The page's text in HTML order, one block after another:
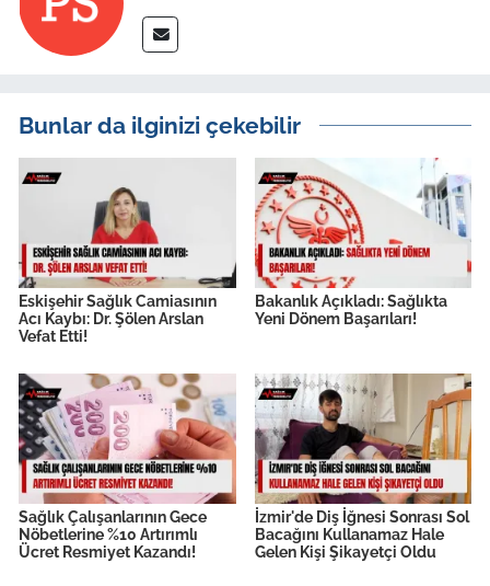
Bunlar da ilginizi çekebilir
Eskişehir Sağlık Camiasının
Acı Kaybı: Dr. Şölen Arslan
Vefat Etti!
Bakanlık Açıkladı: Sağlıkta
Yeni Dönem Başarıları!
Sağlık Çalışanlarının Gece
Nöbetlerine %10 Artırımlı
Ücret Resmiyet Kazandı!
İzmir'de Diş İğnesi Sonrası Sol
Bacağını Kullanamaz Hale
Gelen Kişi Şikayetçi Oldu